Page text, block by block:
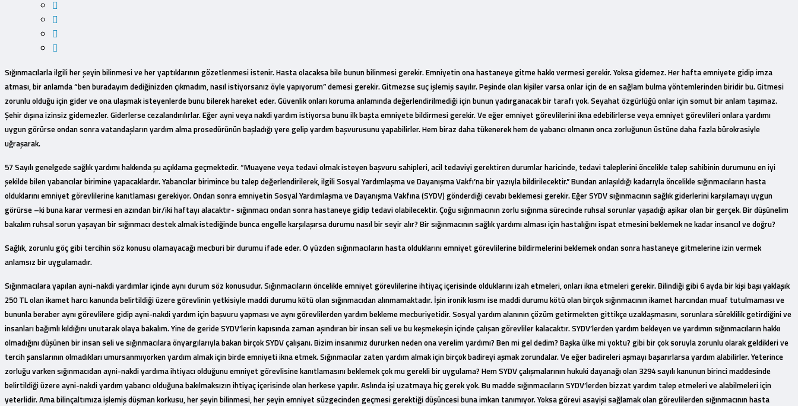
Sığınmacılarla ilgili her şeyin bilinmesi ve her yaptıklarının gözetlenmesi istenir. Hasta olacaksa bile bunun bilinmesi gerekir. Emniyetin ona hastaneye gitme hakkı vermesi gerekir. Yoksa gidemez. Her hafta emniyete gidip imza
atması, bir anlamda “ben buradayım dediğinizden çıkmadım, nasıl istiyorsanız öyle yapıyorum” demesi gerekir. Gitmezse suç işlemiş sayılır. Peşinde olan kişiler varsa onlar için de en sağlam bulma yöntemlerinden biridir bu. Gitmesi
zorunlu olduğu için gider ve ona ulaşmak isteyenlerde bunu bilerek hareket eder. Güvenlik onları koruma anlamında değerlendirilmediği için bunun yadırganacak bir tarafı yok. Seyahat özgürlüğü onlar için somut bir anlam taşımaz.
Şehir dışına izinsiz gidemezler. Giderlerse cezalandırılırlar. Eğer ayni veya nakdi yardım istiyorsa bunu ilk başta emniyete bildirmesi gerekir. Ve eğer emniyet görevlilerini ikna edebilirlerse veya emniyet görevlileri onlara yardımı
uygun görürse ondan sonra vatandaşların yardım alma prosedürünün başladığı yere gelip yardım başvurusunu yapabilirler. Hem biraz daha tükenerek hem de yabancı olmanın onca zorluğunun üstüne daha fazla bürokrasiyle
uğraşarak.
57 Sayılı genelgede sağlık yardımı hakkında şu açıklama geçmektedir. “Muayene veya tedavi olmak isteyen başvuru sahipleri, acil tedaviyi gerektiren durumlar haricinde, tedavi taleplerini öncelikle talep sahibinin durumunu en iyi
şekilde bilen yabancılar birimine yapacaklardır. Yabancılar birimince bu talep değerlendirilerek, ilgili Sosyal Yardımlaşma ve Dayanışma Vakfı’na bir yazıyla bildirilecektir.” Bundan anlaşıldığı kadarıyla öncelikle sığınmacıların hasta
olduklarını emniyet görevlilerine kanıtlaması gerekiyor. Ondan sonra emniyetin Sosyal Yardımlaşma ve Dayanışma Vakfına (SYDV) gönderdiği cevabı beklemesi gerekir. Eğer SYDV sığınmacının sağlık giderlerini karşılamayı uygun
görürse –ki buna karar vermesi en azından bir/iki haftayı alacaktır- sığınmacı ondan sonra hastaneye gidip tedavi olabilecektir. Çoğu sığınmacının zorlu sığınma sürecinde ruhsal sorunlar yaşadığı aşikar olan bir gerçek. Bir düşünelim
bakalım ruhsal sorun yaşayan bir sığınmacı destek almak istediğinde bunca engelle karşılaşırsa durumu nasıl bir seyir alır? Bir sığınmacının sağlık yardımı alması için hastalığını ispat etmesini beklemek ne kadar insancıl ve doğru?
Sağlık, zorunlu göç gibi tercihin söz konusu olamayacağı mecburi bir durumu ifade eder. O yüzden sığınmacıların hasta olduklarını emniyet görevlilerine bildirmelerini beklemek ondan sonra hastaneye gitmelerine izin vermek
anlamsız bir uygulamadır.
Sığınmacılara yapılan ayni-nakdi yardımlar içinde aynı durum söz konusudur. Sığınmacıların öncelikle emniyet görevlilerine ihtiyaç içerisinde olduklarını izah etmeleri, onları ikna etmeleri gerekir. Bilindiği gibi 6 ayda bir kişi başı yaklaşık
250 TL olan ikamet harcı kanunda belirtildiği üzere görevlinin yetkisiyle maddi durumu kötü olan sığınmacıdan alınmamaktadır. İşin ironik kısmı ise maddi durumu kötü olan birçok sığınmacının ikamet harcından muaf tutulmaması ve
bununla beraber aynı görevlilere gidip ayni-nakdi yardım için başvuru yapması ve aynı görevlilerden yardım bekleme mecburiyetidir. Sosyal yardım alanının çözüm getirmekten gittikçe uzaklaşmasını, sorunlara süreklilik getirdiğini ve
insanları bağımlı kıldığını unutarak olaya bakalım. Yine de geride SYDV’lerin kapısında zaman aşındıran bir insan seli ve bu keşmekeşin içinde çalışan görevliler kalacaktır. SYDV’lerden yardım bekleyen ve yardımın sığınmacıların hakkı
olmadığını düşünen bir insan seli ve sığınmacılara önyargılarıyla bakan birçok SYDV çalışanı. Bizim insanımız dururken neden ona verelim yardımı? Ben mi gel dedim? Başka ülke mi yoktu? gibi bir çok soruyla zorunlu olarak geldikleri ve
tercih şanslarının olmadıkları umursanmıyorken yardım almak için birde emniyeti ikna etmek. Sığınmacılar zaten yardım almak için birçok badireyi aşmak zorundalar. Ve eğer badireleri aşmayı başarırlarsa yardım alabilirler. Yeterince
zorluğu varken sığınmacıdan ayni-nakdi yardıma ihtiyacı olduğunu emniyet görevlisine kanıtlamasını beklemek çok mu gerekli bir uygulama? Hem SYDV çalışmalarının hukuki dayanağı olan 3294 sayılı kanunun birinci maddesinde
belirtildiği üzere ayni-nakdi yardım yabancı olduğuna bakılmaksızın ihtiyaç içerisinde olan herkese yapılır. Aslında işi uzatmaya hiç gerek yok. Bu madde sığınmacıların SYDV’lerden bizzat yardım talep etmeleri ve alabilmeleri için
yeterlidir. Ama bilinçaltımıza işlemiş düşman korkusu, her şeyin bilinmesi, her şeyin emniyet süzgecinden geçmesi gerektiği düşüncesi buna imkan tanımıyor. Yoksa görevi asayişi sağlamak olan görevlilerden sığınmacının hasta